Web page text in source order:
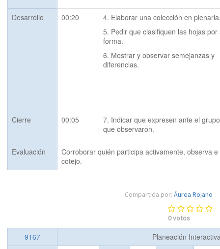
Desarrollo 00:20
4. Elaborar una colección en
5. Pedir que clasifiquen las hojas por
forma.
6. Mostrar y observar semejanzas y
diferencias.
Cierre 00:05
7. Indicar que expresen ante el
que observaron.
Evaluación
Corroborar quién participa activamente, observa
cotejo.
Compartida por: Áurea Rojano
0votos
9167
Planeación